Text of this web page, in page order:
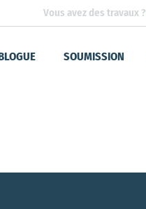
Vous avez des travaux ?
SOUMISSION